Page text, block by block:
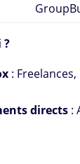
?
:
directs: